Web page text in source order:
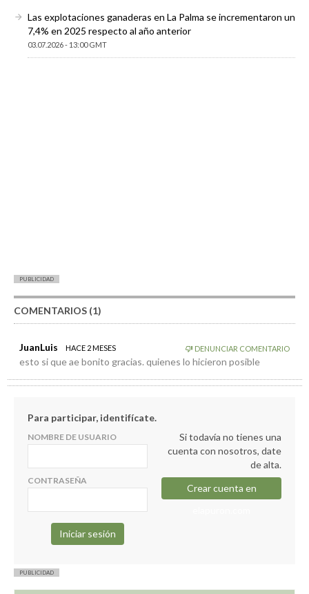
Las explotaciones ganaderas en La Palma se incrementaron un
7,4% en 2025 respecto al año anterior
03.07.2026 - 13:00 GMT
PUBLICIDAD
COMENTARIOS (1)
JuanLuis HACE 2 MESES DENUNCIAR COMENTARIO
esto si que ae bonito gracias. quienes lo hicieron posible
Para participar, identifícate.
NOMBRE DE USUARIO
CONTRASEÑA
Si todavía no tienes una
cuenta con nosotros, date
de alta.
Crear cuenta en
PUBLICIDAD